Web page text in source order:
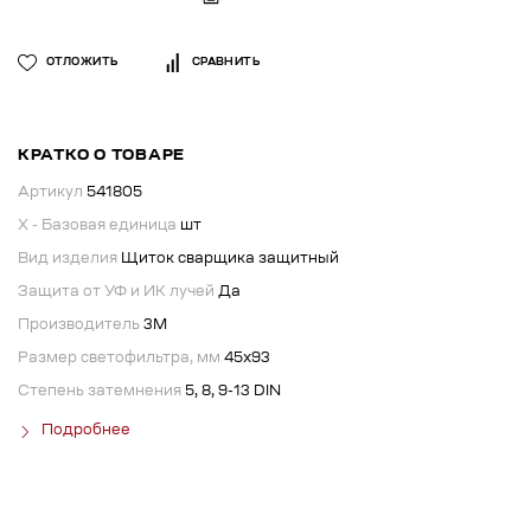
ОТЛОЖИТЬ СРАВНИТЬ
КРАТКО О ТОВАРЕ
Артикул 541805
X - Базовая единица шт
Вид изделия Щиток сварщика защитный
Защита от УФ и ИК лучей Да
Производитель 3М
Размер светофильтра, мм 45х93
Степень затемнения 5, 8, 9-13 DIN
Подробнее